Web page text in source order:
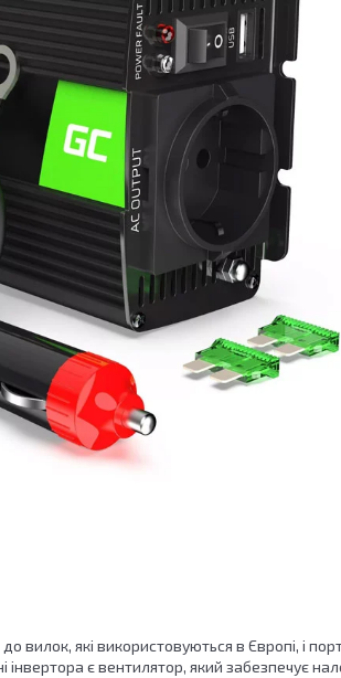
які використовуються в Європі, і
є вентилятор, який забезпечує